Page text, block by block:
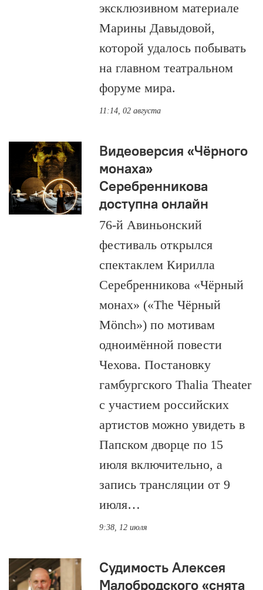
эксклюзивном материале
Марины Давыдовой,
которой удалось побывать
на главном театральном
форуме мира.
11:14, 02 августа
Видеоверсия «Чёрного
монаха»
Серебренникова
доступна онлайн
76-й Авиньонский
фестиваль открылся
спектаклем Кирилла
Серебренникова «Чёрный
монах» («The Чёрный
Mönch») по мотивам
одноимённой повести
Чехова. Постановку
гамбургского Thalia Theater
с участием российских
артистов можно увидеть в
Папском дворце по 15
июля включительно, а
запись трансляции от 9
июля…
9:38, 12 июля
Судимость Алексея
Малобродского «снята